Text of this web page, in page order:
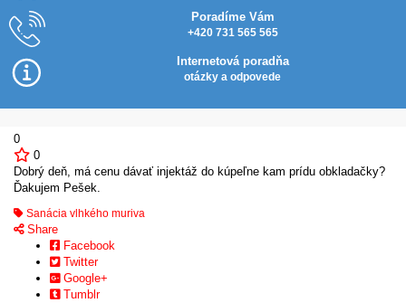
Poradíme Vám
+420 731 565 565
Internetová poradňa
otázky a odpovede
0
0
Dobrý deň, má cenu dávať injektáž do kúpeľne kam prídu obkladačky?
Ďakujem Pešek.
Sanácia vlhkého muriva
Share
Facebook
Twitter
Google+
Tumblr
AquaStop Cream®
Inject Activator (10 l)
€61,00